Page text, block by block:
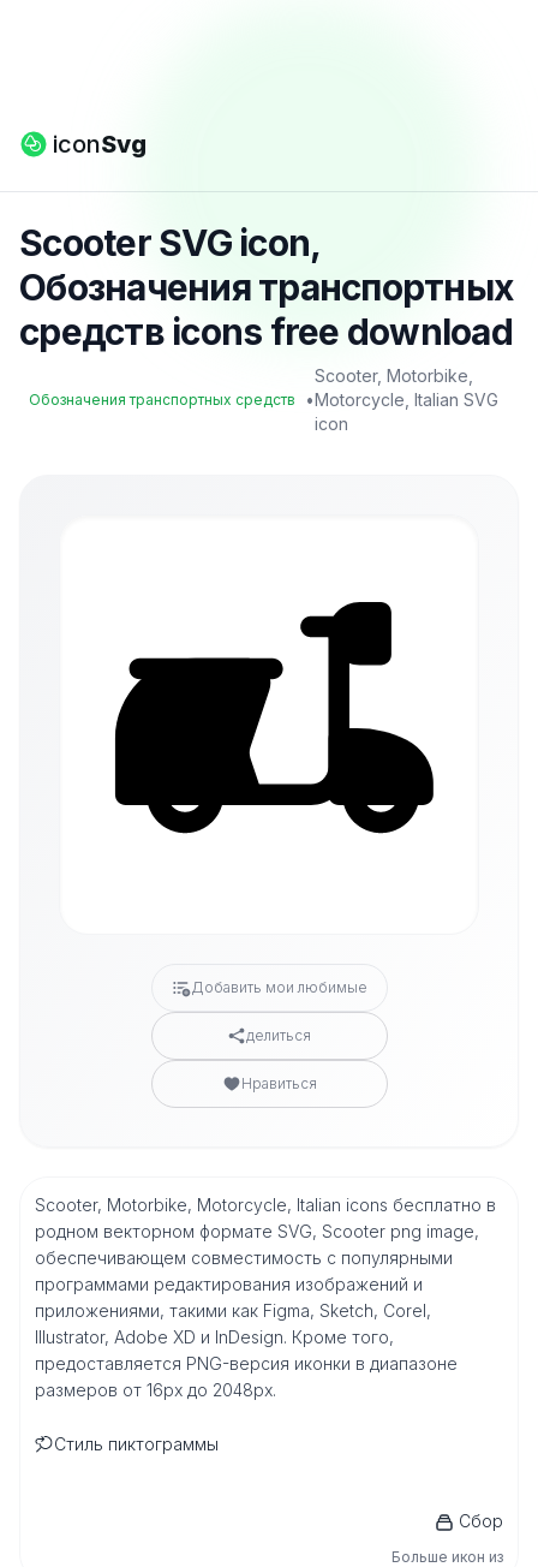
iconSvg
Scooter SVG icon,
Обозначения транспортных
средств icons free download
Обозначения транспортных средств •
Scooter, Motorbike,
Motorcycle, Italian SVG
icon
Добавить мои любимые
делиться
Нравиться
Scooter, Motorbike, Motorcycle, Italian icons бесплатно в
родном векторном формате SVG, Scooter png image,
обеспечивающем совместимость с популярными
программами редактирования изображений и
приложениями, такими как Figma, Sketch, Corel,
Illustrator, Adobe XD и InDesign. Кроме того,
предоставляется PNG-версия иконки в диапазоне
размеров от 16px до 2048px.
Стиль пиктограммы
Сбор
Больше икон из